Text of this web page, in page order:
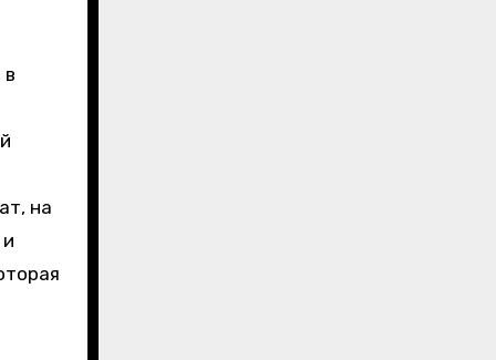
в
на